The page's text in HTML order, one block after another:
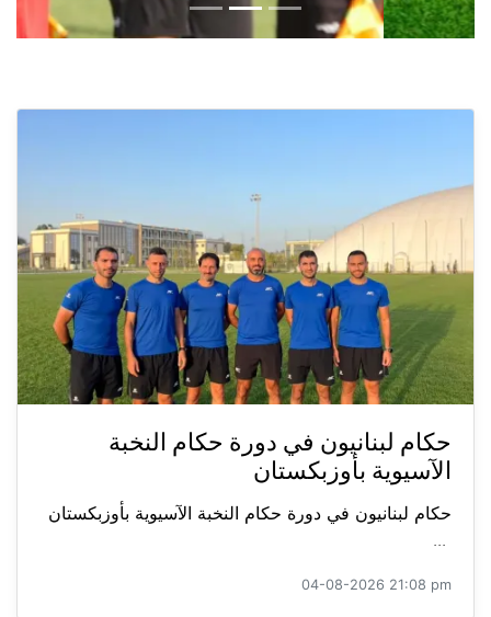
حكام لبنانيون في دورة حكام النخبة
الآسيوية بأوزبكستان
حكام لبنانيون في دورة حكام النخبة الآسيوية بأوزبكستان
...
04-08-2026 21:08 pm